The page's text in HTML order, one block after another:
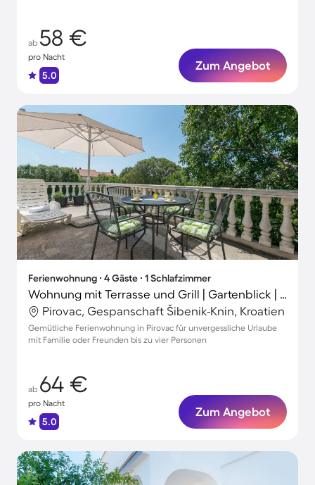
ab 58 €
pro Nacht
5.0
Zum Angebot
Ferienwohnung ∙ 4 Gäste ∙ 1 Schlafzimmer
Wohnung mit Terrasse und Grill | Gartenblick | Neben dem Strand
Pirovac, Gespanschaft Šibenik-Knin, Kroatien
Gemütliche Ferienwohnung in Pirovac für unvergessliche Urlaube
mit Familie oder Freunden bis zu vier Personen
ab 64 €
pro Nacht
5.0
Zum Angebot